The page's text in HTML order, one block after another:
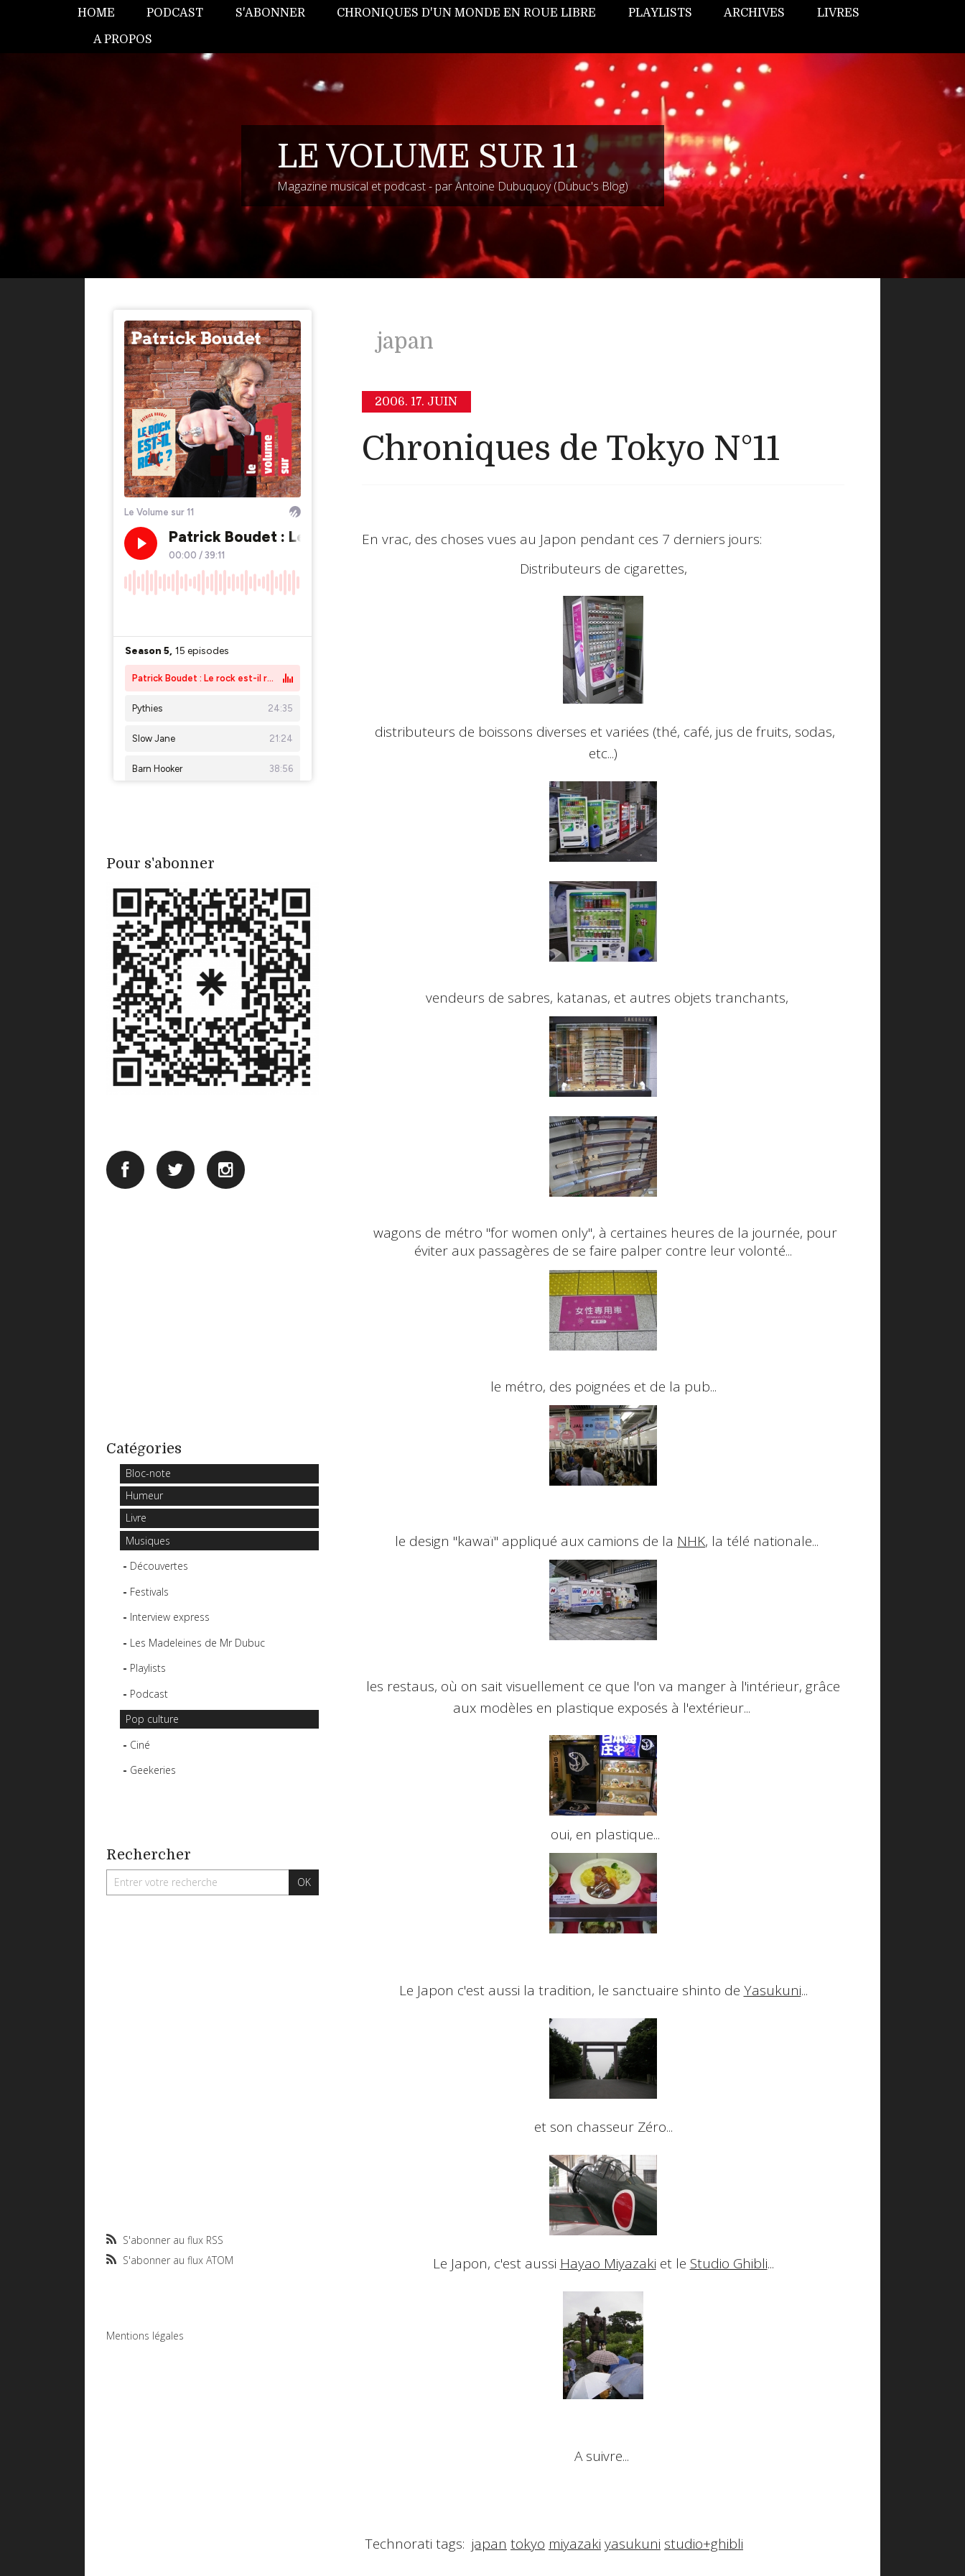
HOME PODCAST S'ABONNER CHRONIQUES D'UN MONDE EN ROUE LIBRE PLAYLISTS ARCHIVES LIVRES
A PROPOS
LE VOLUME SUR 11
Magazine musical et podcast - par Antoine Dubuquoy (Dubuc's Blog)
Pour s'abonner
Catégories
Bloc-note
Humeur
Livre
Musiques
Découvertes
Festivals
Interview express
Les Madeleines de Mr Dubuc
Playlists
Podcast
Pop culture
Ciné
Geekeries
Rechercher
S'abonner au flux RSS
S'abonner au flux ATOM
Mentions légales
japan
2006. 17. JUIN
Chroniques de Tokyo N°11
En vrac, des choses vues au Japon pendant ces 7 derniers jours:
Distributeurs de cigarettes,
distributeurs de boissons diverses et variées (thé, café, jus de fruits, sodas,
etc...)
vendeurs de sabres, katanas, et autres objets tranchants,
wagons de métro "for women only", à certaines heures de la journée, pour
éviter aux passagères de se faire palper contre leur volonté...
le métro, des poignées et de la pub...
le design "kawaï" appliqué aux camions de la NHK, la télé nationale...
les restaus, où on sait visuellement ce que l'on va manger à l'intérieur, grâce
aux modèles en plastique exposés à l'extérieur...
oui, en plastique...
Le Japon c'est aussi la tradition, le sanctuaire shinto de Yasukuni...
et son chasseur Zéro...
Le Japon, c'est aussi Hayao Miyazaki et le Studio Ghibli...
A suivre...
Technorati tags: japan tokyo miyazaki yasukuni studio+ghibli